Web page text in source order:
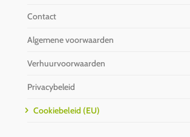
Contact
Algemene voorwaarden
Verhuurvoorwaarden
Privacybeleid
Cookiebeleid (EU)